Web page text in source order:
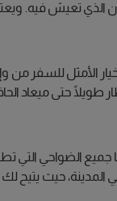
تعيش فيه.
الأمثل للسفر
طويلًا حتى ميعاد
حيث يتيح لك